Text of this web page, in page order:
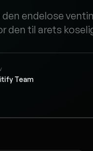
endelose
den til arets
Team